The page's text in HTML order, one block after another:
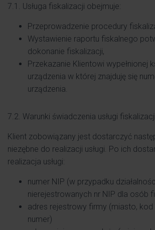
7.1. Usługa fiskalizacji obejmuje:
Przeprowadzenie procedury
Wystawienie raportu fiskalnego
dokonanie fiskalizacji,
Przekazanie Klientowi wypełnionej
urządzenia w której znajduję się
urządzenia.
7.2. Warunki świadczenia usługi
Klient zobowiązany jest dostarczyć
niezębne do realizacji usługi. Po ich
realizacja usługi:
numer NIP (w przypadku
nierejestrowanych nr NIP dla osób
adres rejestrowy firmy (miasto, kod
numer)